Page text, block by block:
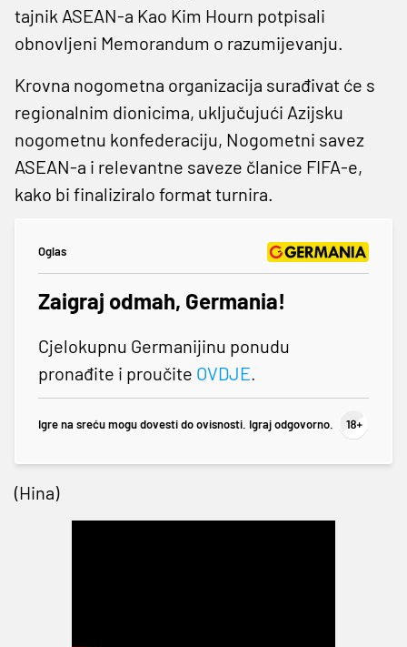
tajnik ASEAN-a Kao Kim Hourn potpisali
obnovljeni Memorandum o razumijevanju.
Krovna nogometna organizacija surađivat će s
regionalnim dionicima, uključujući Azijsku
nogometnu konfederaciju, Nogometni savez
ASEAN-a i relevantne saveze članice FIFA-e,
kako bi finaliziralo format turnira.
Oglas
Zaigraj odmah, Germania!
Cjelokupnu Germanijinu ponudu
pronađite i proučite OVDJE.
Igre na sreću mogu dovesti do ovisnosti. Igraj odgovorno.
(Hina)